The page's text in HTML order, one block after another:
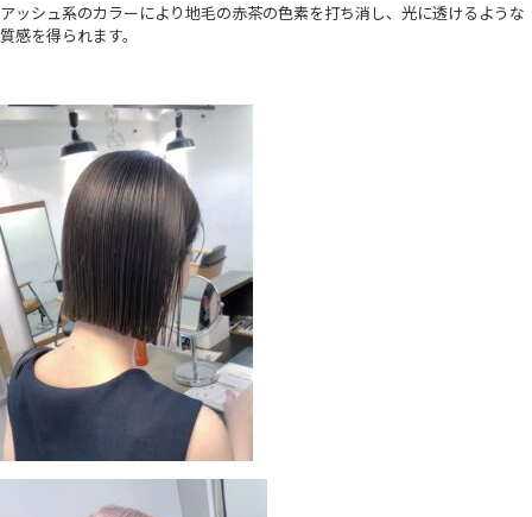
アッシュ系のカラーにより地毛の赤茶の色素を打ち消し、光に透けるような
質感を得られます。